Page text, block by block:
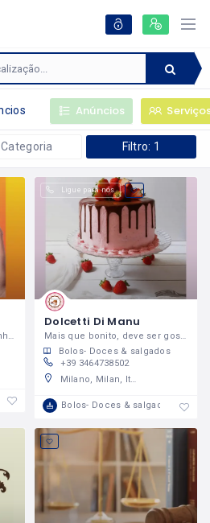
Anúncios
Categoria Filtro: 1
Ligue para nós
Dolcetti Di Manu
Bolos- Doces & salgados
+39 3464738502
Milano, Milan, Italy
Bolos- Doces & salgados